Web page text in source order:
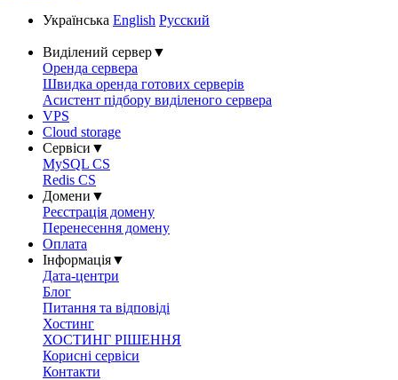
Українська English Русский
Виділений сервер▼
Оренда сервера
Швидка оренда готових серверів
Асистент підбору виділеного сервера
VPS
Cloud storage
Сервіси ▼
MySQL CS
Redis CS
Домени ▼
Реєстрація домену
Перенесення домену
Оплата
Інформація▼
Дата-центри
Блог
Питання та відповіді
Хостинг
ХОСТИНГ РІШЕННЯ
Корисні сервіси
Контакти